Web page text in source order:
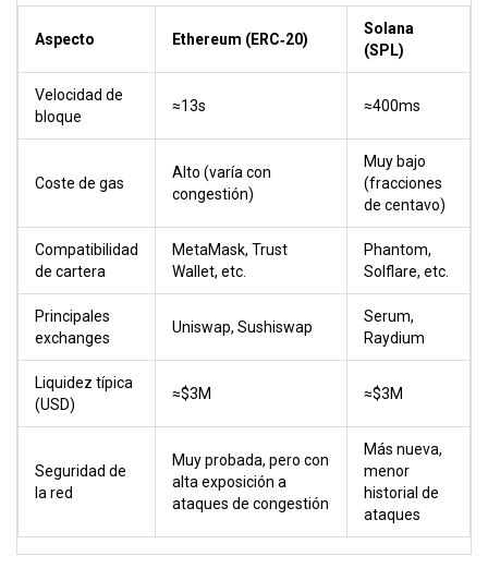
Aspecto Ethereum (ERC‑20)
Solana
(SPL)
Velocidad de
bloque
≈13s ≈400ms
Coste de gas
Alto (varía con
congestión)
Muy bajo
(fracciones
de centavo)
Compatibilidad
de cartera
MetaMask, Trust
Wallet, etc.
Phantom,
Solflare, etc.
Principales
exchanges
Uniswap, Sushiswap
Serum,
Raydium
Liquidez típica
(USD)
≈$3M ≈$3M
Seguridad de
la red
Muy probada, pero con
alta exposición a
ataques de congestión
Más nueva,
menor
historial de
ataques